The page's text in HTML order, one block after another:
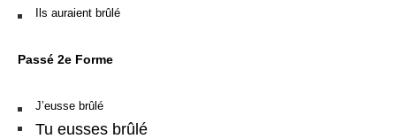
Ils auraient brûlé
Passé 2e Forme
J’eusse brûlé
Tu eusses brûlé